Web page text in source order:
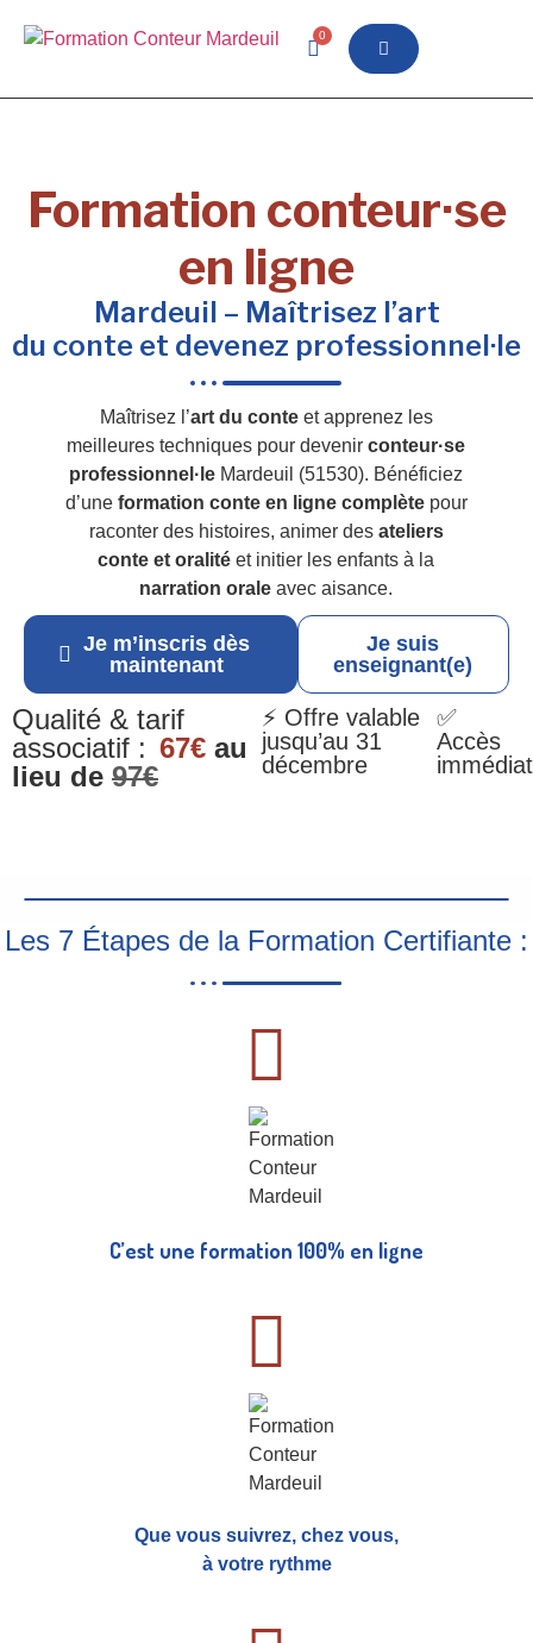
0
Formation conteur·se
en ligne
Mardeuil – Maîtrisez l’art
du conte et devenez professionnel·le
Maîtrisez l’art du conteet apprenez les
meilleures techniques pour devenirconteur·se
professionnel·le Mardeuil (51530). Bénéficiez
d’une formation conte en ligne complètepour
raconter des histoires, animer des ateliers
conte et oralité et initier les enfants à la
narration orale avec aisance.
Je m’inscris dès
maintenant
Je suis
enseignant(e)
Qualité & tarif
associatif : 67€ au
lieu de 97€
⚡ Offre valable
jusqu’au 31
décembre
✅
Accès
immédiat
Les 7 Étapes de la Formation Certifiante :
C’est une formation 100% en ligne
Que vous suivrez, chez vous,
à votre rythme